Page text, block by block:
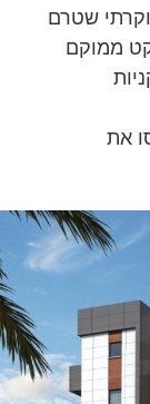
שטרם
ממוקם
את